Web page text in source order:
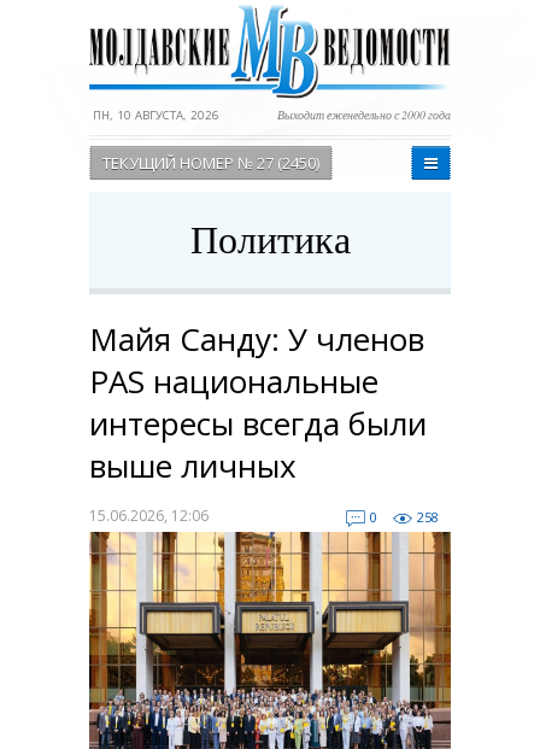
ПН, 10 АВГУСТА, 2026 Выходит еженедельно с 2000 года
ТЕКУЩИЙ НОМЕР № 27 (2450)
Политика
Майя Санду: У членов
PAS национальные
интересы всегда были
выше личных
15.06.2026, 12:06 0 258